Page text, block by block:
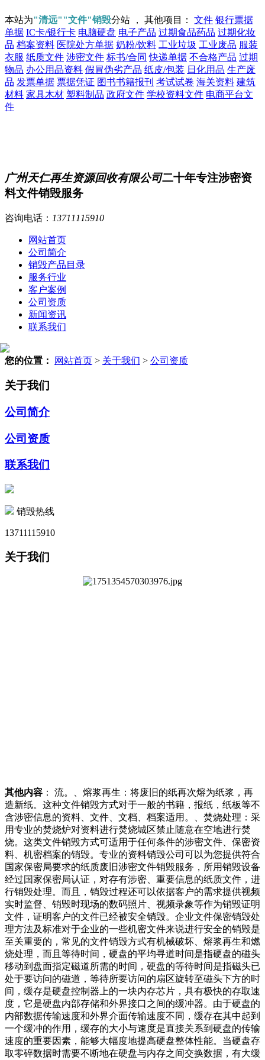
本站为"清远""文件"销毁分站 ， 其他项目： 文件 银行票据
单据 IC卡/银行卡 电脑硬盘 电子产品 过期食品药品 过期化妆
品 档案资料 医院处方单据 奶粉/饮料 工业垃圾 工业废品 服装
衣服 纸质文件 涉密文件 标书/合同 快递单据 不合格产品 过期
物品 办公用品资料 假冒伪劣产品 纸皮/包装 日化用品 生产废
品 发票单据 票据凭证 图书书籍报刊 考试试卷 海关资料 建筑
材料 家具木材 塑料制品 政府文件 学校资料文件 电商平台文
件
广州天仁再生资源回收有限公司二十年专注涉密资
料文件销毁服务
咨询电话： 13711115910
网站首页
公司简介
销毁产品目录
服务行业
客户案例
公司资质
新闻资讯
联系我们
您的位置： 网站首页 > 关于我们 > 公司资质
关于我们
公司简介
公司资质
联系我们
销毁热线
13711115910
关于我们
其他内容 ： 流。、熔浆再生：将废旧的纸再次熔为纸浆，再
造新纸。这种文件销毁方式对于一般的书籍，报纸，纸板等不
含涉密信息的资料、文件、文档、档案适用。、焚烧处理：采
用专业的焚烧炉对资料进行焚烧城区禁止随意在空地进行焚
烧。这类文件销毁方式可适用于任何条件的涉密文件、保密资
料、机密档案的销毁。专业的资料销毁公司可以为您提供符合
国家保密局要求的纸质废旧涉密文件销毁服务，所用销毁设备
经过国家保密局认证，对存有涉密、重要信息的纸质文件，进
行销毁处理。而且，销毁过程还可以依据客户的需求提供视频
实时监督、销毁时现场的数码照片、视频录象等作为销毁证明
文件，证明客户的文件已经被安全销毁。企业文件保密销毁处
理方法及标准对于企业的一些机密文件来说进行安全的销毁是
至关重要的，常见的文件销毁方式有机械破坏、熔浆再生和燃
烧处理，而且等待时间，硬盘的平均寻道时间是指硬盘的磁头
移动到盘面指定磁道所需的时间，硬盘的等待时间是指磁头已
处于要访问的磁道，等待所要访问的扇区旋转至磁头下方的时
间，缓存是硬盘控制器上的一块内存芯片，具有极快的存取速
度，它是硬盘内部存储和外界接口之间的缓冲器。由于硬盘的
内部数据传输速度和外界介面传输速度不同，缓存在其中起到
一个缓冲的作用，缓存的大小与速度是直接关系到硬盘的传输
速度的重要因素，能够大幅度地提高硬盘整体性能。当硬盘存
取零碎数据时需要不断地在硬盘与内存之间交换数据，有大缓